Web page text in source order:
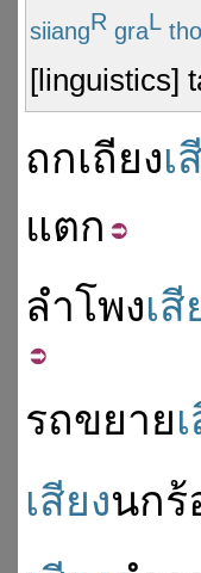
siiangR graL
[linguistics]
ถกเถียงเ
แตก
ลำโพงเสี
รถขยาย
เสียงนกร้